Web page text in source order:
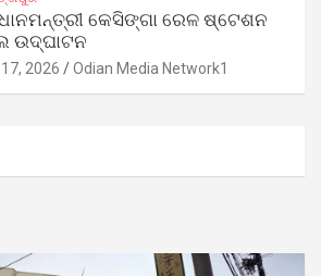
କେସିଙ୍ଗା ରେଳ ଷ୍ଟେଶନ
ଉଦ୍‌ଘାଟନ
2026 Odian Media Network1